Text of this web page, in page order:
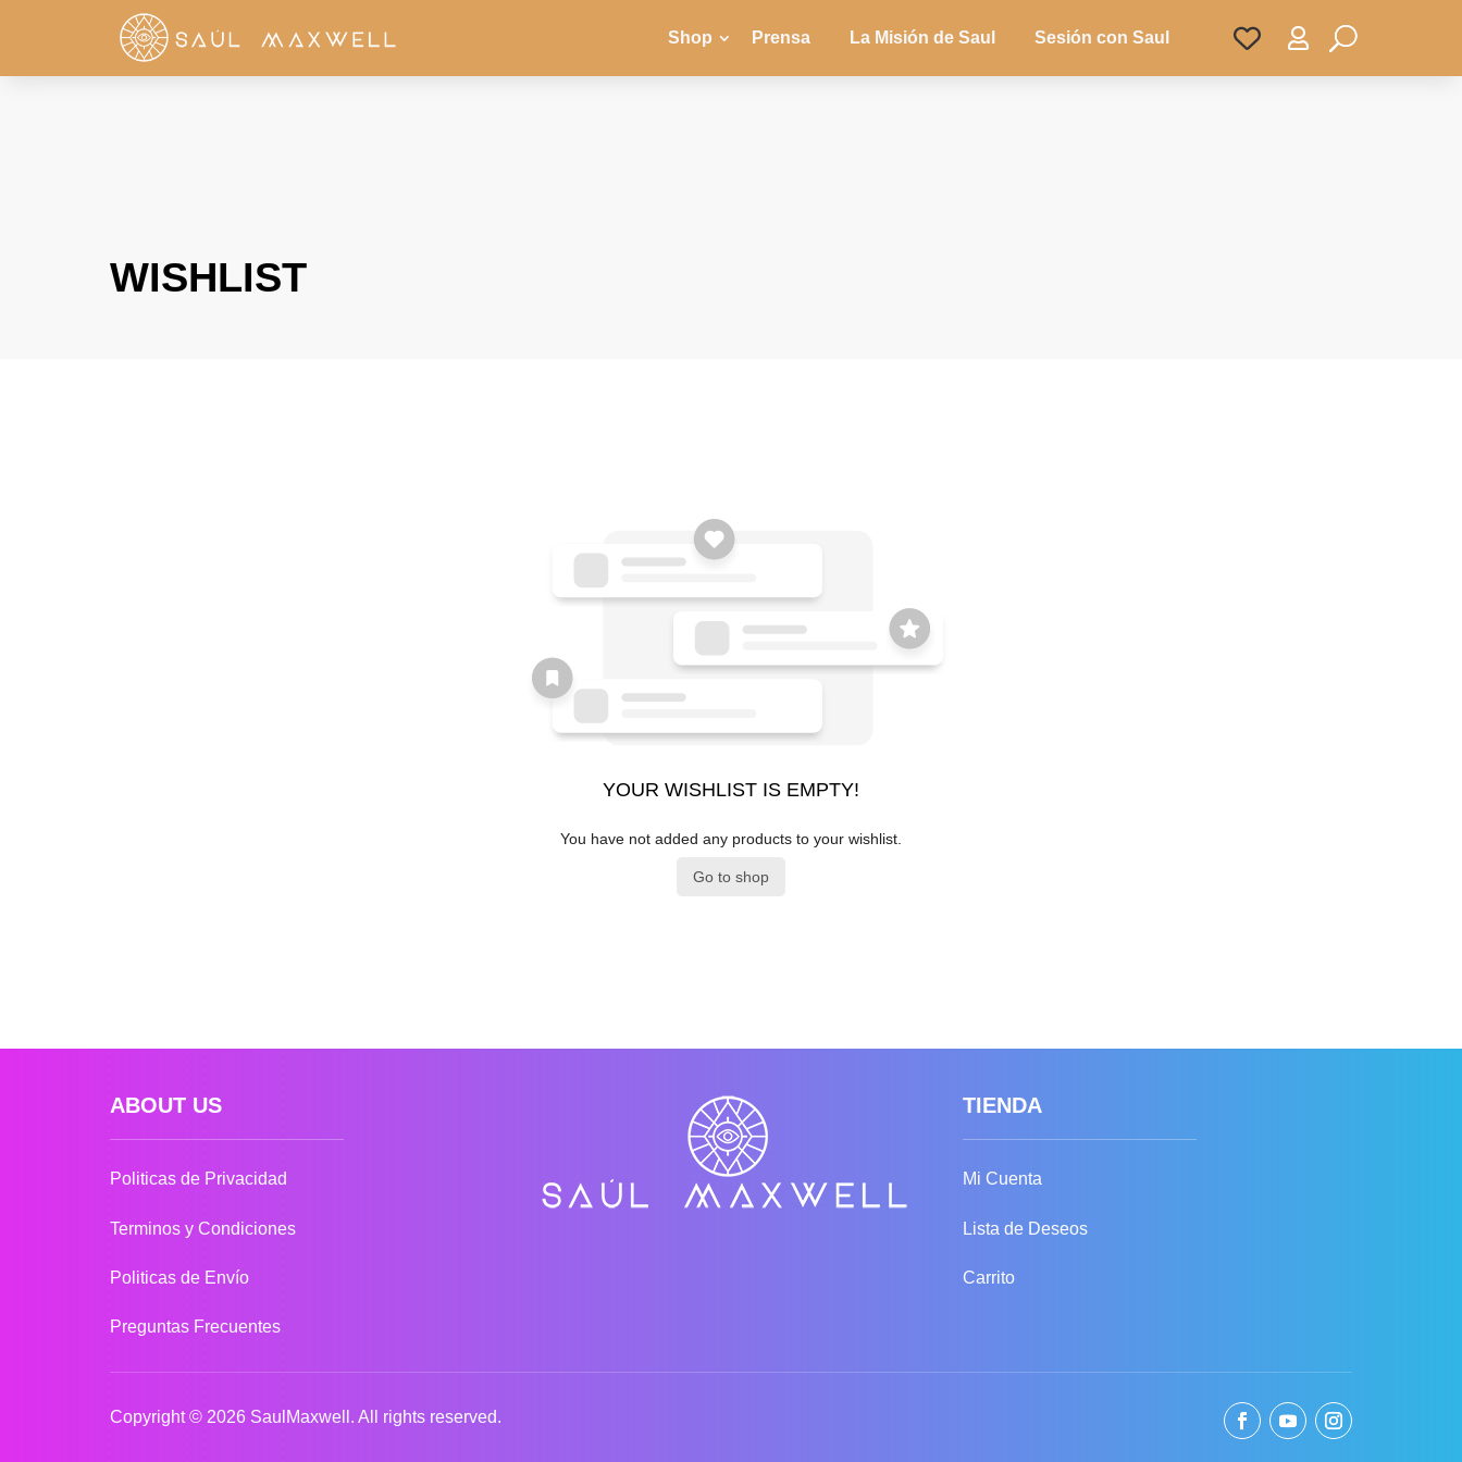
Shop Prensa La Misión de Saul Sesión con Saul 
WISHLIST
YOUR WISHLIST IS EMPTY!
You have not added any products to your wishlist.
Go to shop
ABOUT US
Politicas de Privacidad
Terminos y Condiciones
Politicas de Envío
Preguntas Frecuentes
TIENDA
Mi Cuenta
Lista de Deseos
Carrito
Copyright © 2026 SaulMaxwell. All rights reserved.